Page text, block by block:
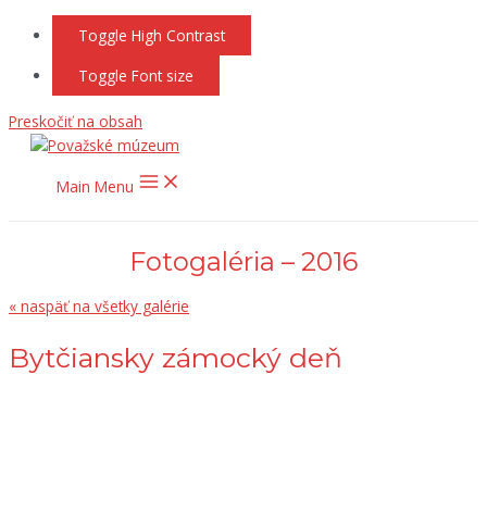
Toggle High Contrast
Toggle Font size
Preskočiť na obsah
Main Menu
Fotogaléria – 2016
« naspäť na všetky galérie
Bytčiansky zámocký deň